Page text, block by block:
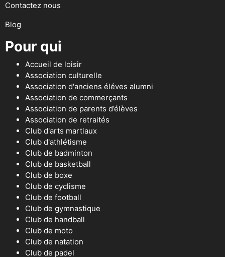
Contactez nous
Blog
Pour qui
Accueil de loisir
Association culturelle
Association d'anciens éléves alumni
Association de commerçants
Association de parents d’élèves
Association de retraités
Club d'arts martiaux
Club d'athlétisme
Club de badminton
Club de basketball
Club de boxe
Club de cyclisme
Club de football
Club de gymnastique
Club de handball
Club de moto
Club de natation
Club de padel